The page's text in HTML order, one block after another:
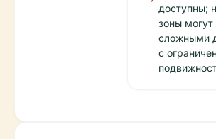
доступны;
зоны могут
сложными
с